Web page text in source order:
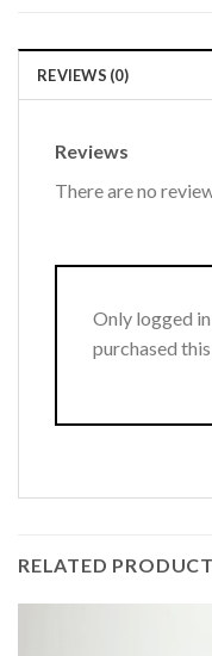
REVIEWS (0)
Reviews
There are no
Only logged
purchased
RELATED